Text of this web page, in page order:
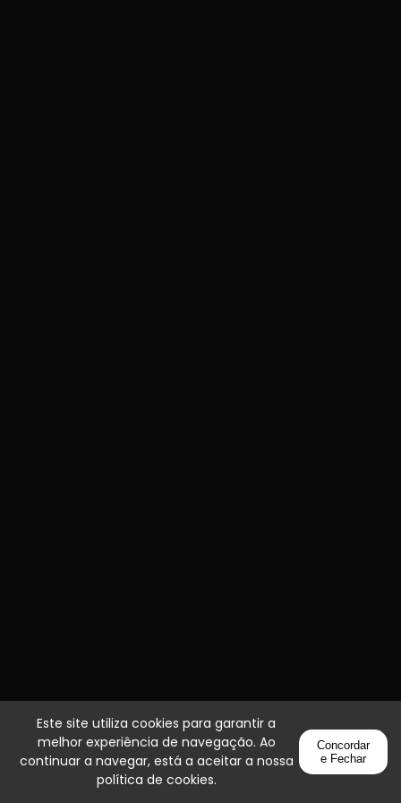
Este site utiliza cookies para garantir a
melhor experiência de navegação. Ao
continuar a navegar, está a aceitar a nossa
política de cookies.
Concordar
e Fechar